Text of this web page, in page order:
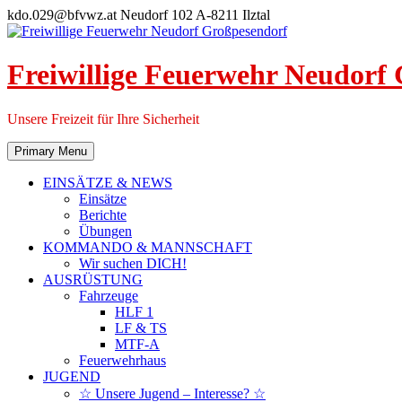
Skip
to
kdo.029@bfvwz.at Neudorf 102 A-8211 Ilztal
Freiwillige Feuerwehr Neudorf
Unsere Freizeit für Ihre Sicherheit
Primary Menu
EINSÄTZE & NEWS
Einsätze
Berichte
Übungen
KOMMANDO & MANNSCHAFT
Wir suchen DICH!
AUSRÜSTUNG
Fahrzeuge
HLF 1
LF & TS
MTF-A
Feuerwehrhaus
JUGEND
☆ Unsere Jugend – Interesse? ☆